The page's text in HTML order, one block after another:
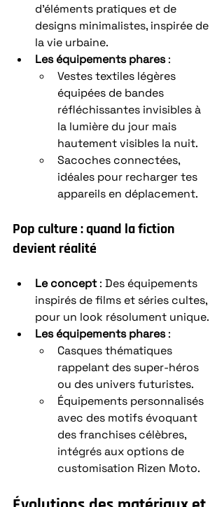
d’éléments pratiques et de
designs minimalistes, inspirée de
la vie urbaine.
Les équipements phares :
Vestes textiles légères
équipées de bandes
réfléchissantes invisibles à
la lumière du jour mais
hautement visibles la nuit.
Sacoches connectées,
idéales pour recharger tes
appareils en déplacement.
Pop culture : quand la fiction
devient réalité
Le concept : Des équipements
inspirés de films et séries cultes,
pour un look résolument unique.
Les équipements phares :
Casques thématiques
rappelant des super-héros
ou des univers futuristes.
Équipements personnalisés
avec des motifs évoquant
des franchises célèbres,
intégrés aux options de
customisation Rizen Moto.